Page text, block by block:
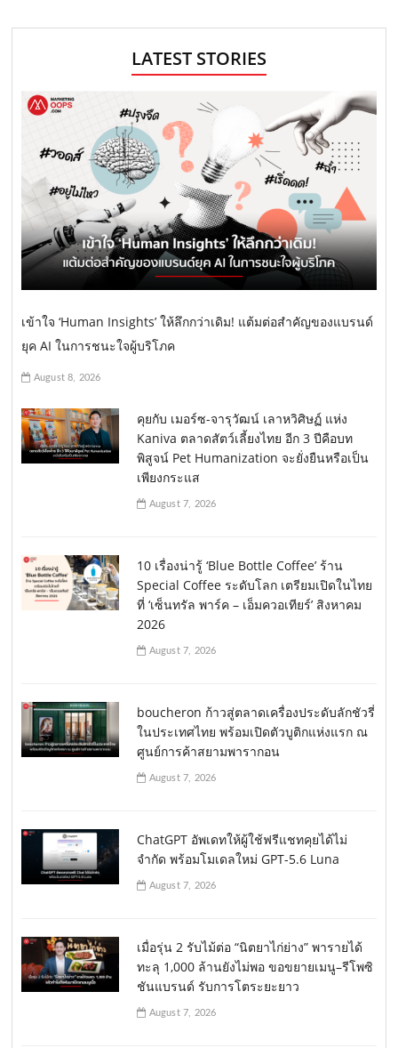
LATEST STORIES
เข้าใจ ‘Human Insights’ ให้ลึกกว่าเดิม! แต้มต่อสำคัญของแบรนด์
ยุค AI ในการชนะใจผู้บริโภค
August 8, 2026
คุยกับ เมอร์ซ-จารุวัฒน์ เลาหวิศิษฏ์ แห่ง
Kaniva ตลาดสัตว์เลี้ยงไทย อีก 3 ปีคือบท
พิสูจน์ Pet Humanization จะยั่งยืนหรือเป็น
เพียงกระแส
August 7, 2026
10 เรื่องน่ารู้ ‘Blue Bottle Coffee’ ร้าน
Special Coffee ระดับโลก เตรียมเปิดในไทย
ที่ ‘เซ็นทรัล พาร์ค – เอ็มควอเทียร์’ สิงหาคม
2026
August 7, 2026
boucheron ก้าวสู่ตลาดเครื่องประดับลักชัวรี่
ในประเทศไทย พร้อมเปิดตัวบูติกแห่งแรก ณ
ศูนย์การค้าสยามพารากอน
August 7, 2026
ChatGPT อัพเดทให้ผู้ใช้ฟรีแชทคุยได้ไม่
จำกัด พร้อมโมเดลใหม่ GPT-5.6 Luna
August 7, 2026
เมื่อรุ่น 2 รับไม้ต่อ “นิตยาไก่ย่าง” พารายได้
ทะลุ 1,000 ล้านยังไม่พอ ขอขยายเมนู–รีโพซิ
ชันแบรนด์ รับการโตระยะยาว
August 7, 2026